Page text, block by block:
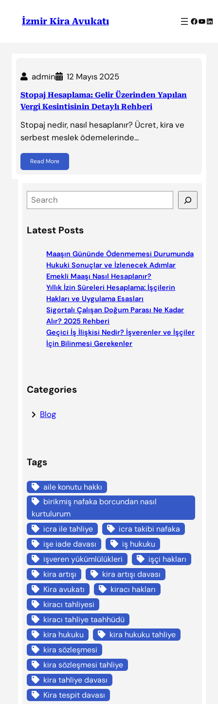
İzmir Kira Avukatı
admin 12 Mayıs 2025
Stopaj Hesaplama: Gelir Üzerinden Yapılan
Vergi Kesintisinin Detaylı Rehberi
Stopaj nedir, nasıl hesaplanır? Ücret, kira ve
serbest meslek ödemelerinde…
Read More
e
r
Latest Posts
Maaşın Gününde Ödenmemesi Durumunda
Hukuki Sonuçlar ve İzlenecek Adımlar
Emekli Maaşı Nasıl Hesaplanır?
Yıllık İzin Süreleri Hesaplama: İşçilerin
Hakları ve Uygulama Esasları
Sigortalı Çalışan Doğum Parası Ne Kadar
Alır? 2025 Rehberi
Geçici İş İlişkisi Nedir? İşverenler ve İşçiler
İçin Bilinmesi Gerekenler
Categories
Blog
Tags
aile konutu hakkı
birikmiş nafaka borcundan nasıl
kurtulurum
icra ile tahliye
icra takibi nafaka
işe iade davası
iş hukuku
işveren yükümlülükleri
işçi hakları
kira artışı
kira artışı davası
Kira avukatı
kiracı hakları
kiracı tahliyesi
kiracı tahliye taahhüdü
kira hukuku
kira hukuku tahliye
kira sözleşmesi
kira sözleşmesi tahliye
kira tahliye davası
Kira tespit davası